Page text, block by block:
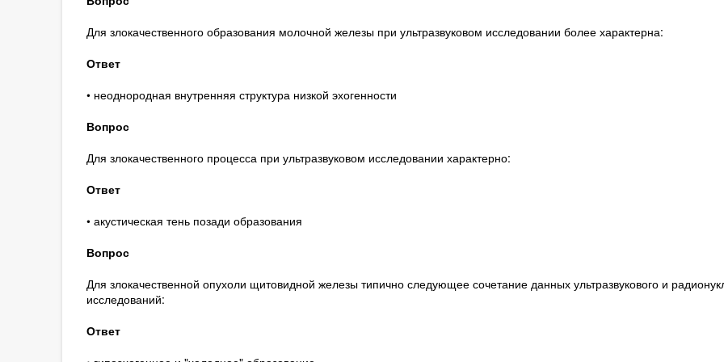
Для злокачественного образования молочной железы при ультразвуковом исследовании более характерна:
Ответ
• неоднородная внутренняя структура низкой эхогенности
Вопрос
Для злокачественного процесса при ультразвуковом исследовании характерно:
Ответ
• акустическая тень позади образования
Вопрос
Для злокачественной опухоли щитовидной железы типично следующее сочетание данных ультразвукового и
исследований:
Ответ